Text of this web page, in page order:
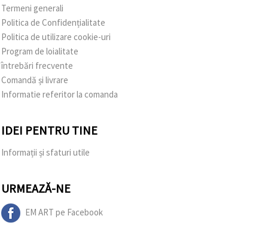
Termeni generali
Politica de Confidențialitate
Politica de utilizare cookie-uri
Program de loialitate
întrebări frecvente
Comandă și livrare
Informatie referitor la comanda
IDEI PENTRU TINE
Informații și sfaturi utile
URMEAZĂ-NE
EM ART pe Facebook